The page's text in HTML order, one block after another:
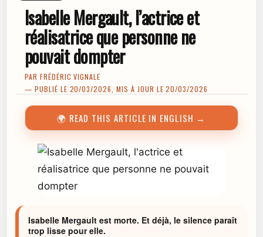
Isabelle Mergault, l’actrice et
réalisatrice que personne ne
pouvait dompter
PAR FRÉDÉRIC VIGNALE
— PUBLIÉ LE 20/03/2026, MIS À JOUR LE 20/03/2026
🌍 READ THIS ARTICLE IN ENGLISH →
Isabelle Mergault est morte. Et déjà, le silence paraît
trop lisse pour elle.